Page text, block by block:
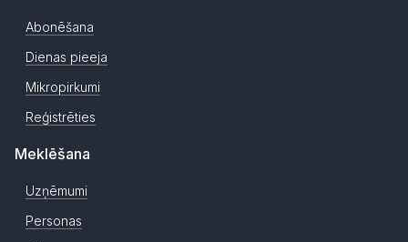
Abonēšana
Dienas pieeja
Mikropirkumi
Reģistrēties
Meklēšana
Uzņēmumi
Personas